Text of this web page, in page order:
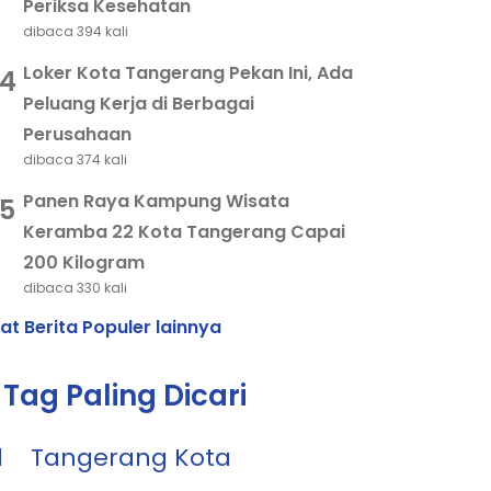
Periksa Kesehatan
dibaca 394 kali
Loker Kota Tangerang Pekan Ini, Ada
Peluang Kerja di Berbagai
Perusahaan
dibaca 374 kali
Panen Raya Kampung Wisata
Keramba 22 Kota Tangerang Capai
200 Kilogram
dibaca 330 kali
Berita Populer lainnya
Tag Paling Dicari
Tangerang Kota